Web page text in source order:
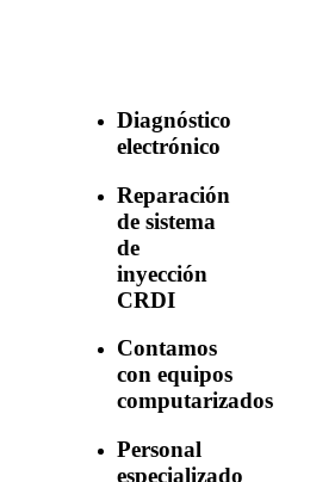
Diagnóstico
electrónico
Reparación
de sistema
de
inyección
CRDI
Contamos
con equipos
computarizados
Personal
especializado